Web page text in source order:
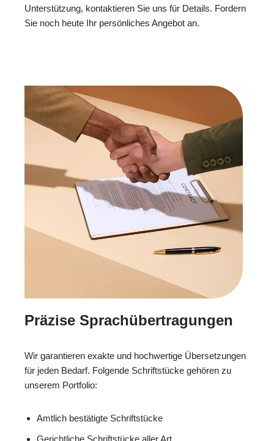
Unterstützung, kontaktieren Sie uns für Details. Fordern
Sie noch heute Ihr persönliches Angebot an.
Präzise Sprachübertragungen
Wir garantieren exakte und hochwertige Übersetzungen
für jeden Bedarf. Folgende Schriftstücke gehören zu
unserem Portfolio:
Amtlich bestätigte Schriftstücke